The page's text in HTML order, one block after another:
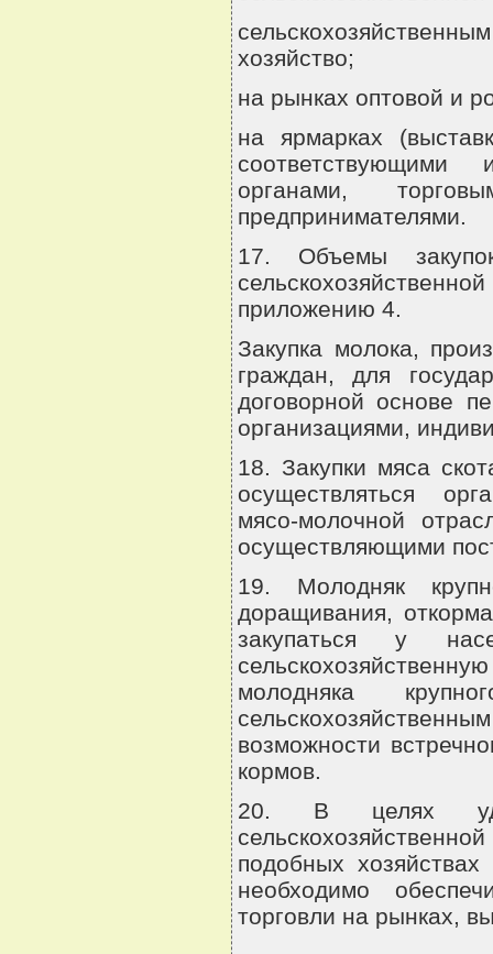
хозяйство;
на рынках оптовой и
на ярмарках
соответствующими
органами,
предпринимателями.
17. Объемы
приложению 4.
Закупка молока,
граждан, для
договорной основе
организациями,
18. Закупки мяса
осуществляться
мясо-молочной
осуществляющими
19. Молодняк
доращивания,
закупаться у
молодняка
возможности
кормов.
20. В целях
подобных
необходимо
торговли на рынках,